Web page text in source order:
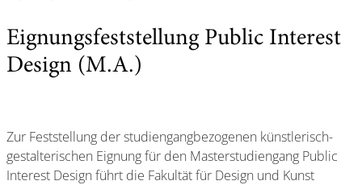
Eignungsfeststellung Public Interest
Design (M.A.)
Zur Feststellung der studiengangbezogenen künstlerisch-
gestalterischen Eignung für den Masterstudiengang Public
Interest Design führt die Fakultät für Design und Kunst